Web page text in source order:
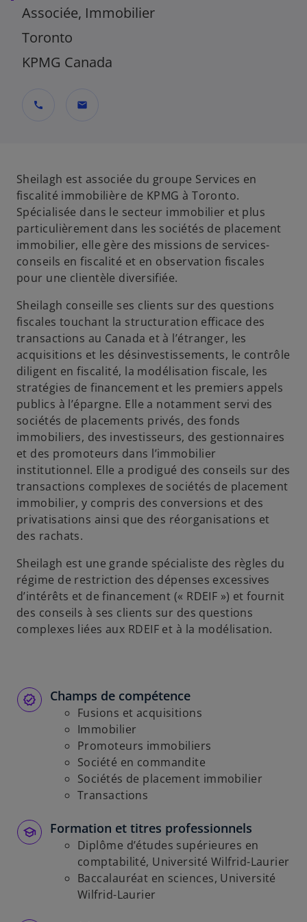
Associée, Immobilier
Toronto
KPMG Canada
call mail
Sheilagh est associée du groupe Services en
fiscalité immobilière de KPMG à Toronto.
Spécialisée dans le secteur immobilier et plus
particulièrement dans les sociétés de placement
immobilier, elle gère des missions de services-
conseils en fiscalité et en observation fiscales
pour une clientèle diversifiée.
Sheilagh conseille ses clients sur des questions
fiscales touchant la structuration efficace des
transactions au Canada et à l’étranger, les
acquisitions et les désinvestissements, le contrôle
diligent en fiscalité, la modélisation fiscale, les
stratégies de financement et les premiers appels
publics à l’épargne. Elle a notamment servi des
sociétés de placements privés, des fonds
immobiliers, des investisseurs, des gestionnaires
et des promoteurs dans l’immobilier
institutionnel. Elle a prodigué des conseils sur des
transactions complexes de sociétés de placement
immobilier, y compris des conversions et des
privatisations ainsi que des réorganisations et
des rachats.
Sheilagh est une grande spécialiste des règles du
régime de restriction des dépenses excessives
d’intérêts et de financement (« RDEIF ») et fournit
des conseils à ses clients sur des questions
complexes liées aux RDEIF et à la modélisation.
Champs de compétence
Fusions et acquisitions
Immobilier
Promoteurs immobiliers
Société en commandite
Sociétés de placement immobilier
Transactions
Formation et titres professionnels
Diplôme d’études supérieures en
comptabilité, Université Wilfrid-Laurier
Baccalauréat en sciences, Université
Wilfrid-Laurier